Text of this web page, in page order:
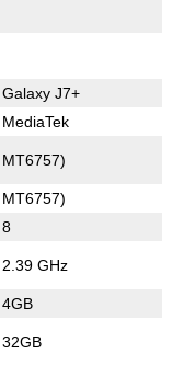
Galaxy J7+
MediaTek
MT6757)
MT6757)
8
2.39 GHz
4GB
32GB